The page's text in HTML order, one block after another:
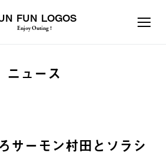
FUN LOGOS
Enjoy Outing !
ニュース
サーモン村田とソラシ